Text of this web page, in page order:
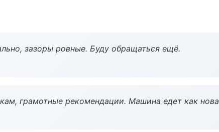
зазоры ровные. Буду обращаться ещё.
грамотные рекомендации. Машина едет как